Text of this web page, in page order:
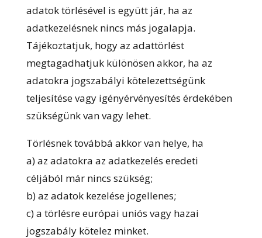
adatok törlésével is együtt jár, ha az
adatkezelésnek nincs más jogalapja.
Tájékoztatjuk, hogy az adattörlést
megtagadhatjuk különösen akkor, ha az
adatokra jogszabályi kötelezettségünk
teljesítése vagy igényérvényesítés érdekében
szükségünk van vagy lehet.
Törlésnek továbbá akkor van helye, ha
a) az adatokra az adatkezelés eredeti
céljából már nincs szükség;
b) az adatok kezelése jogellenes;
c) a törlésre európai uniós vagy hazai
jogszabály kötelez minket.